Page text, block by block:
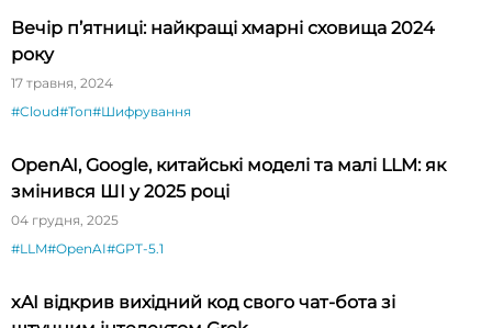
Вечір п’ятниці: найкращі хмарні сховища 2024
року
17 травня, 2024
#Cloud#Топ#Шифрування
OpenAI, Google, китайські моделі та малі LLM: як
змінився ШІ у 2025 році
04 грудня, 2025
#LLM#OpenAI#GPT-5.1
xAI відкрив вихідний код свого чат-бота зі